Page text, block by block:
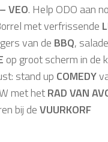
VEO. Help ODO aan
met verfrissende
van de BBQ,
op groot scherm in de
stand up COMEDY
met hetRAD VAN
bij deVUURKORF